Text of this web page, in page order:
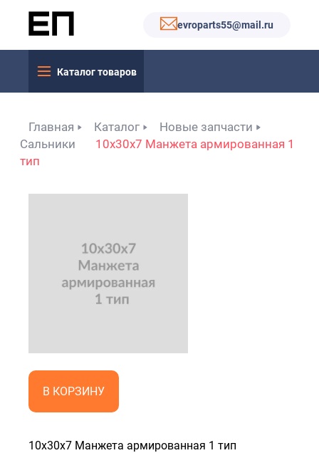
evroparts55@mail.ru
Каталог товаров
Главная Каталог
Новые запчасти
Сальники
10x30x7 Манжета армированная 1
тип
В КОРЗИНУ
10x30x7 Манжета армированная 1 тип